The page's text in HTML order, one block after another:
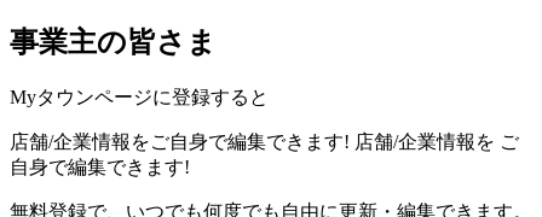
事業主の皆さま
Myタウンページに登録すると
店舗/企業情報をご自身で編集できます! 店舗/企業情報を ご
自身で編集できます!
無料登録で、いつでも何度でも自由に更新・編集できます。